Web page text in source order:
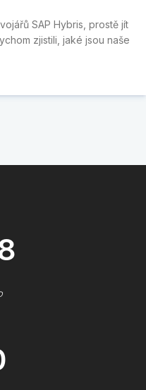
SAP Hybris, prostě jít
zjistili, jaké jsou naše